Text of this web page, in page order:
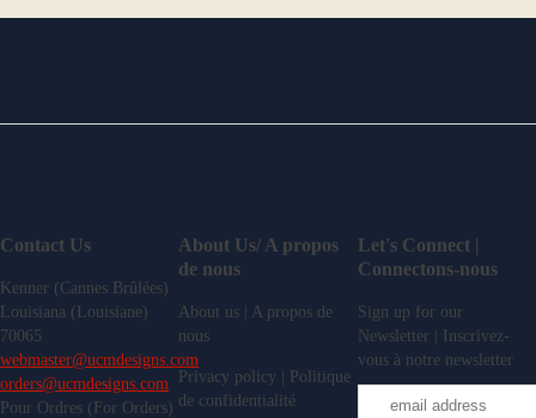
Contact Us
Kenner (Cannes Brûlées)
Louisiana (Louisiane)
70065
webmaster@ucmdesigns.com
orders@ucmdesigns.com
Pour Ordres (For Orders)
About Us/ A propos
de nous
About us | A propos de
nous
Privacy policy | Politique
de confidentialité
Let's Connect |
Connectons-nous
Sign up for our
Newsletter | Inscrivez-
vous à notre newsletter